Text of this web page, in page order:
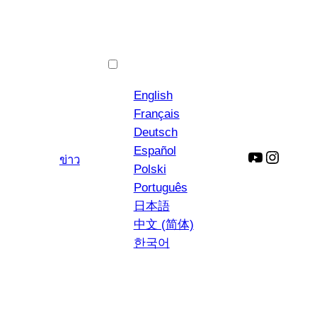
ข่าว
English
Français
Deutsch
Español
Polski
Português
日本語
中文 (简体)
한국어
ยู